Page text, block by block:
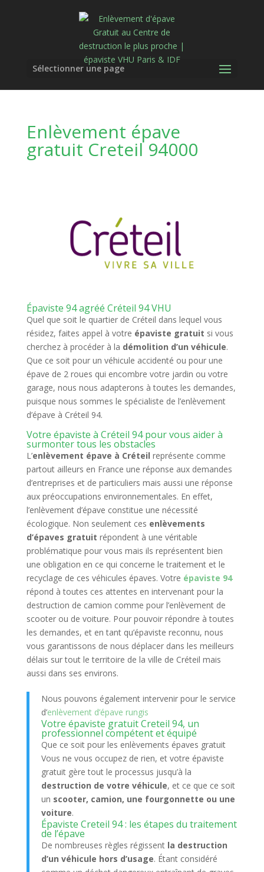
Sélectionner une page
Enlèvement épave
gratuit Creteil 94000
Épaviste 94 agréé Créteil 94 VHU
Quel que soit le quartier de Créteil dans lequel vous
résidez, faites appel à votre épaviste gratuit si vous
cherchez à procéder à la démolition d’un véhicule.
Que ce soit pour un véhicule accidenté ou pour une
épave de 2 roues qui encombre votre jardin ou votre
garage, nous nous adapterons à toutes les demandes,
puisque nous sommes le spécialiste de l’enlèvement
d’épave à Créteil 94.
Votre épaviste à Créteil 94 pour vous aider à
surmonter tous les obstacles
L’enlèvement épave à Créteil représente comme
partout ailleurs en France une réponse aux demandes
d’entreprises et de particuliers mais aussi une réponse
aux préoccupations environnementales. En effet,
l’enlèvement d’épave constitue une nécessité
écologique. Non seulement ces enlèvements
d’épaves gratuit répondent à une véritable
problématique pour vous mais ils représentent bien
une obligation en ce qui concerne le traitement et le
recyclage de ces véhicules épaves. Votre épaviste 94
répond à toutes ces attentes en intervenant pour la
destruction de camion comme pour l’enlèvement de
scooter ou de voiture. Pour pouvoir répondre à toutes
les demandes, et en tant qu’épaviste reconnu, nous
vous garantissons de nous déplacer dans les meilleurs
délais sur tout le territoire de la ville de Créteil mais
aussi dans ses environs.
Nous pouvons également intervenir pour le service
d’enlèvement d’épave rungis
Votre épaviste gratuit Creteil 94, un
professionnel compétent et équipé
Que ce soit pour les enlèvements épaves gratuit
Vous ne vous occupez de rien, et votre épaviste
gratuit gère tout le processus jusqu’à la
destruction de votre véhicule, et ce que ce soit
un scooter, camion, une fourgonnette ou une
voiture.
Épaviste Creteil 94 : les étapes du traitement
de l’épave
De nombreuses règles régissent la destruction
d’un véhicule hors d’usage. Étant considéré